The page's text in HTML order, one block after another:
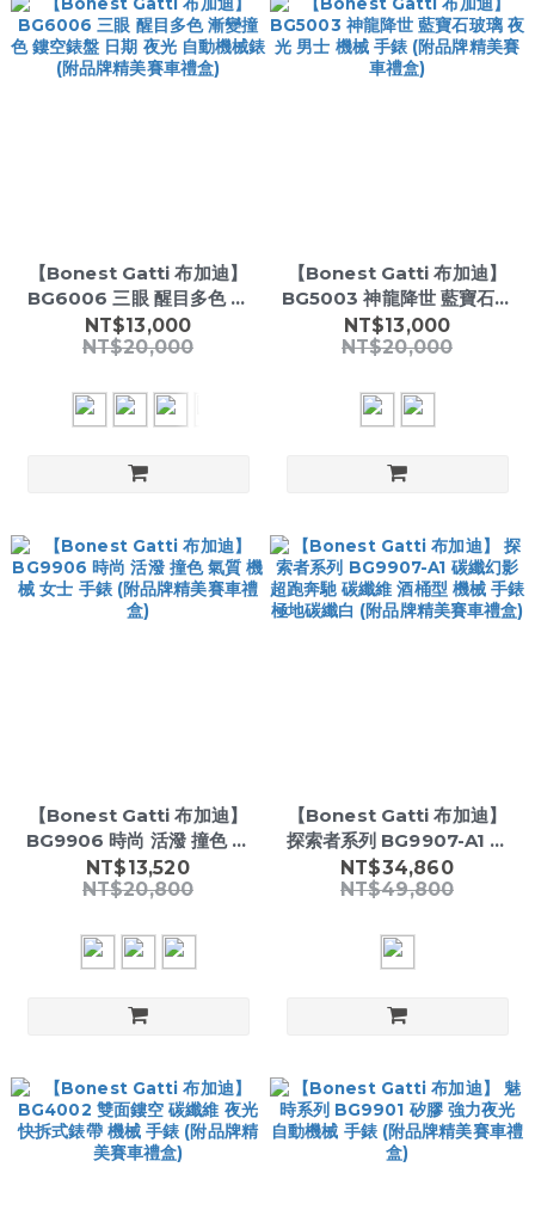
【Bonest Gatti 布加迪】
BG6006 三眼 醒目多色 漸
變撞色 鏤空錶盤 日期 夜光
自動機械錶 (附品牌精美賽車
NT$13,000
NT$20,000
【Bonest Gatti 布加迪】
BG5003 神龍降世 藍寶石玻
璃 夜光 男士 機械 手錶 (附品
牌精美賽車禮盒)
NT$13,000
NT$20,000
【Bonest Gatti 布加迪】
BG9906 時尚 活潑 撞色 氣
質 機械 女士 手錶 (附品牌精
美賽車禮盒)
NT$13,520
NT$20,800
【Bonest Gatti 布加迪】
探索者系列 BG9907-A1 碳
纖幻影 超跑奔馳 碳纖維 酒桶
型 機械 手錶 極地碳纖白 (附
NT$34,860
NT$49,800